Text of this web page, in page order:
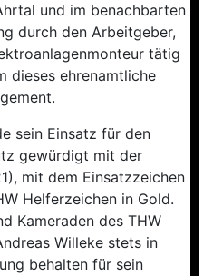
und im benachbarten
durch den Arbeitgeber,
tätig
dieses ehrenamtliche
sein Einsatz für den
gewürdigt mit der
mit dem Einsatzzeichen
Helferzeichen in Gold.
Kameraden des THW
Willeke stets in
behalten für sein